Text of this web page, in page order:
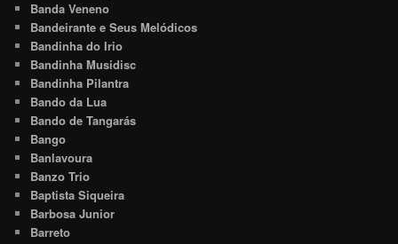
Banda Veneno
Bandeirante e Seus Melódicos
Bandinha do Irio
Bandinha Musidisc
Bandinha Pilantra
Bando da Lua
Bando de Tangarás
Bango
Banlavoura
Banzo Trio
Baptista Siqueira
Barbosa Junior
Barreto